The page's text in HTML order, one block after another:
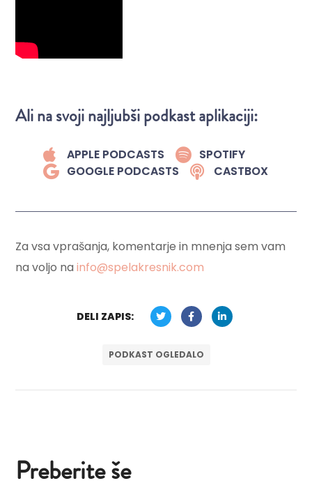
Ali na svoji najljubši podkast aplikaciji:
APPLE PODCASTS
SPOTIFY
GOOGLE PODCASTS
CASTBOX
Za vsa vprašanja, komentarje in mnenja sem vam
na voljo nainfo@spelakresnik.com
DELI ZAPIS:
PODKAST OGLEDALO
Preberite še